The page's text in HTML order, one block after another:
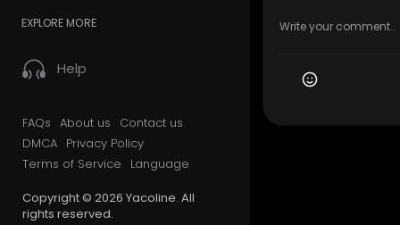
EXPLORE MORE
Help
FAQs About us
Contact us
DMCA Privacy Policy
Terms of Service
Language
Copyright © 2026 Yacoline. All
rights reserved.